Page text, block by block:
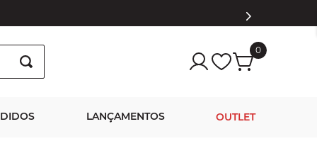
0
LANÇAMENTOS OUTLET